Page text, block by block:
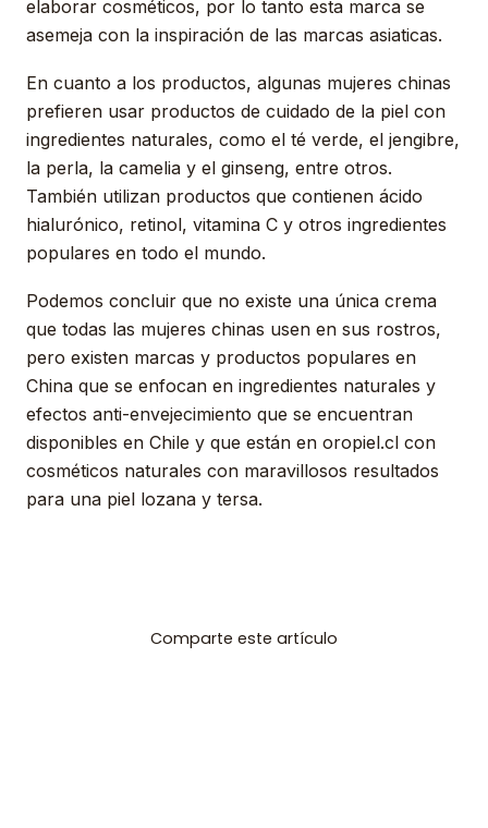
elaborar cosméticos, por lo tanto esta marca se
asemeja con la inspiración de las marcas asiaticas.
En cuanto a los productos, algunas mujeres chinas
prefieren usar productos de cuidado de la piel con
ingredientes naturales, como el té verde, el jengibre,
la perla, la camelia y el ginseng, entre otros.
También utilizan productos que contienen ácido
hialurónico, retinol, vitamina C y otros ingredientes
populares en todo el mundo.
Podemos concluir que no existe una única crema
que todas las mujeres chinas usen en sus rostros,
pero existen marcas y productos populares en
China que se enfocan en ingredientes naturales y
efectos anti-envejecimiento que se encuentran
disponibles en Chile y que están en oropiel.cl con
cosméticos naturales con maravillosos resultados
para una piel lozana y tersa.
Comparte este artículo